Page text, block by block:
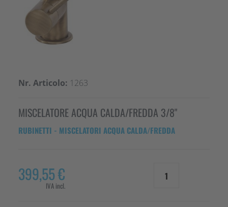
Nr. Articolo: 1263
MISCELATORE ACQUA CALDA/FREDDA 3/8"
RUBINETTI - MISCELATORI ACQUA CALDA/FREDDA
399,55 €
IVA incl.
1